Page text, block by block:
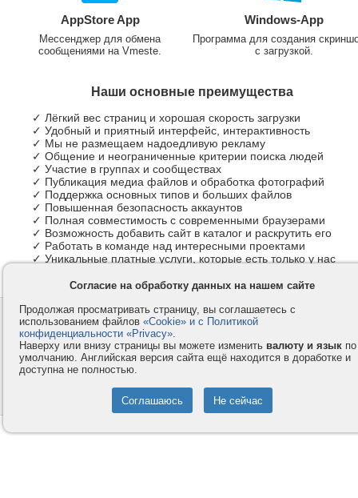
AppStore App
Мессенджер для обмена
сообщениями на Vmeste.
Windows-App
Программа для создания
с загрузкой.
Наши основные преимущества
✓ Лёгкий вес страниц и хорошая скорость загрузки
✓ Удобный и приятный интерфейс, интерактивность
✓ Мы не размещаем надоедливую рекламу
✓ Общение и неограниченные критерии поиска людей
✓ Участие в группах и сообществах
✓ Публикация медиа файлов и обработка фотографий
✓ Поддержка основных типов и больших файлов
✓ Повышенная безопасность аккаунтов
✓ Полная совместимость с современными браузерами
✓ Возможность добавить сайт в каталог и раскрутить его
✓ Работать в команде над интересными проектами
✓ Уникальные платные услуги, которые есть только у нас
Контакты
Компания
Privacy и Cookie
Услуги
Как оплатить
Помощь
© 2008-2026
- Все права защищены.
Согласие на обработку данных на нашем сайте
Продолжая просматривать страницу, вы соглашаетесь с
использованием файлов «Cookie» и с Политикой
конфиденциальности «Privacy».
Наверху или внизу страницы вы можете изменить валюту и язык по
умолчанию. Английская версия сайта ещё находится в доработке и
доступна не полностью.